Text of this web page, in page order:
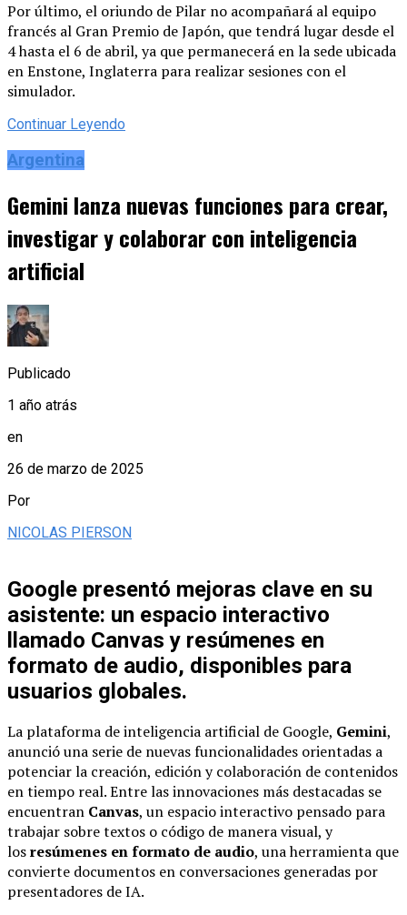
Por último, el oriundo de Pilar no acompañará al equipo
francés al Gran Premio de Japón, que tendrá lugar desde el
4 hasta el 6 de abril, ya que permanecerá en la sede ubicada
en Enstone, Inglaterra para realizar sesiones con el
simulador.
Continuar Leyendo
Argentina
Gemini lanza nuevas funciones para crear,
investigar y colaborar con inteligencia
artificial
Publicado
1 año atrás
en
26 de marzo de 2025
Por
NICOLAS PIERSON
Google presentó mejoras clave en su
asistente: un espacio interactivo
llamado Canvas y resúmenes en
formato de audio, disponibles para
usuarios globales.
La plataforma de inteligencia artificial de Google, Gemini,
anunció una serie de nuevas funcionalidades orientadas a
potenciar la creación, edición y colaboración de contenidos
en tiempo real. Entre las innovaciones más destacadas se
encuentran Canvas, un espacio interactivo pensado para
trabajar sobre textos o código de manera visual, y
losresúmenes en formato de audio, una herramienta que
convierte documentos en conversaciones generadas por
presentadores de IA.